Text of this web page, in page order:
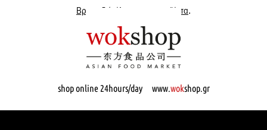
Βρες εδώ όλα μας τα προϊόντα.
shop online 24hours/day www.wokshop.gr